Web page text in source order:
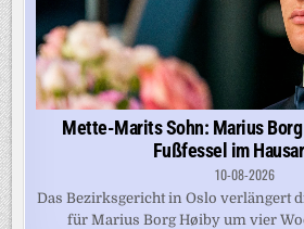
Mette-Marits Sohn: Marius
Fußfessel im
10-08-2026
Das Bezirksgericht in Oslo verlängert
für Marius Borg Høiby um vier